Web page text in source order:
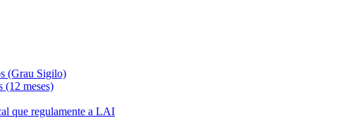
(Grau Sigilo)
(12 meses)
que regulamente a LAI